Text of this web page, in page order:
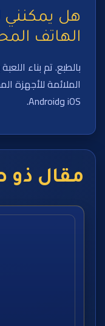
الهاتف
الملائمة للأجهزة
iOS وAndroid.
مقال ذو